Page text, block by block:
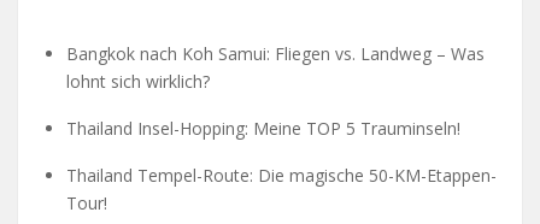
Bangkok nach Koh Samui: Fliegen vs. Landweg – Was
lohnt sich wirklich?
Thailand Insel-Hopping: Meine TOP 5 Trauminseln!
Thailand Tempel-Route: Die magische 50-KM-Etappen-
Tour!